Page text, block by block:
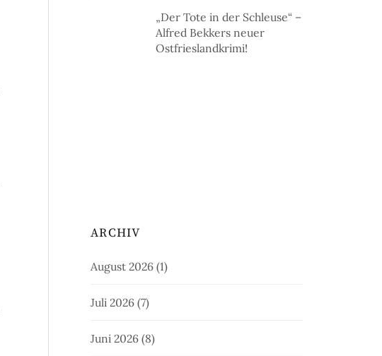
„Der Tote in der Schleuse“ –
Alfred Bekkers neuer
Ostfrieslandkrimi!
ARCHIV
August 2026 (1)
Juli 2026 (7)
Juni 2026 (8)